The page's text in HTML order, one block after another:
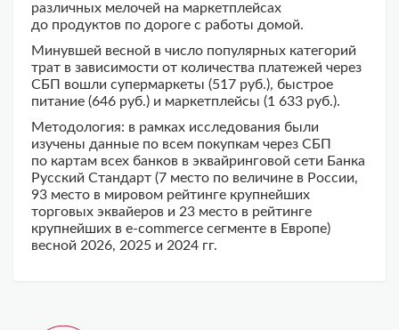
различных мелочей на маркетплейсах
до продуктов по дороге с работы домой.
Минувшей весной в число популярных категорий
трат в зависимости от количества платежей через
СБП вошли супермаркеты (517 руб.), быстрое
питание (646 руб.) и маркетплейсы (1 633 руб.).
Методология: в рамках исследования были
изучены данные по всем покупкам через СБП
по картам всех банков в эквайринговой сети Банка
Русский Стандарт (7 место по величине в России,
93 место в мировом рейтинге крупнейших
торговых эквайеров и 23 место в рейтинге
крупнейших в e-commerce сегменте в Европе)
весной 2026, 2025 и 2024 гг.